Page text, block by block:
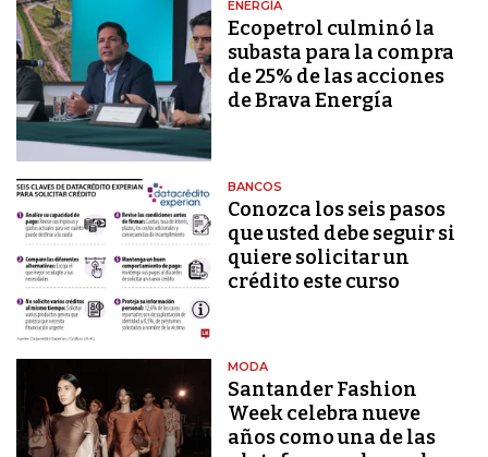
ENERGÍA
Ecopetrol culminó la
subasta para la compra
de 25% de las acciones
de Brava Energía
BANCOS
Conozca los seis pasos
que usted debe seguir si
quiere solicitar un
crédito este curso
MODA
Santander Fashion
Week celebra nueve
años como una de las